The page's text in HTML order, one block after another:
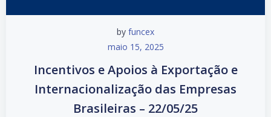
by funcex
maio 15, 2025
Incentivos e Apoios à Exportação e
Internacionalização das Empresas
Brasileiras – 22/05/25